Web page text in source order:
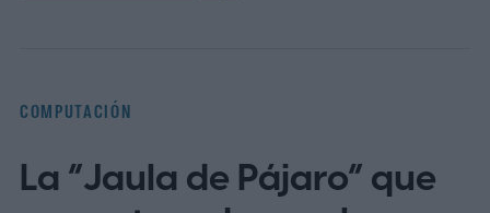
COMPUTACIÓN
La “Jaula de Pájaro” que